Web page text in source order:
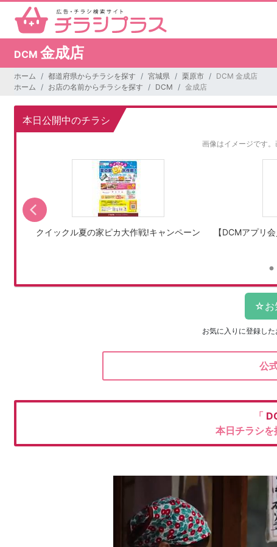
DCM 金成店
ホーム 都道府県からチラシを探す 宮城県 栗原市
DCM 金成店
ホーム
お店の名前からチラシを探す DCM 金成店
本日公開中のチラシ
画像はイメージです。
クイックル夏の家ピカ大作戦!キャンペーン
【DCMアプリ
お気に入りに登録した
公
「
本日チラシを